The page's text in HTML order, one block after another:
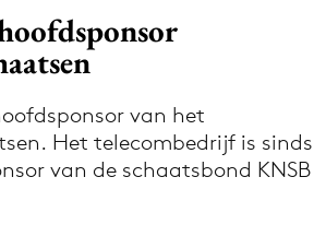
nieuws via de Adformatie
Nieuws app
van het
Het telecombedrijf is sinds
van de schaatsbond KNSB